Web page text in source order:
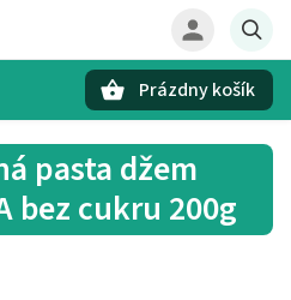
Prázdny košík
pasta džem
bez cukru 200g